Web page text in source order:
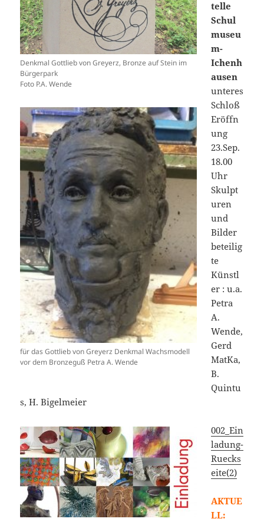
Denkmal Gottlieb von Greyerz, Bronze auf Stein im
Bürgerpark
Foto P.A. Wende
für das Gottlieb von Greyerz Denkmal Wachsmodell
vor dem Bronzeguß Petra A. Wende
telle
Schul
museu
m-
Ichenh
ausen
unteres
Schloß
Eröffn
ung
23.Sep.
18.00
Uhr
Skulpt
uren
und
Bilder
beteilig
te
Künstl
er : u.a.
Petra
A.
Wende,
Gerd
MatKa,
B.
Quintu
s, H. Bigelmeier
002_Ein
ladung-
Ruecks
eite(2)
AKTUE
LL: